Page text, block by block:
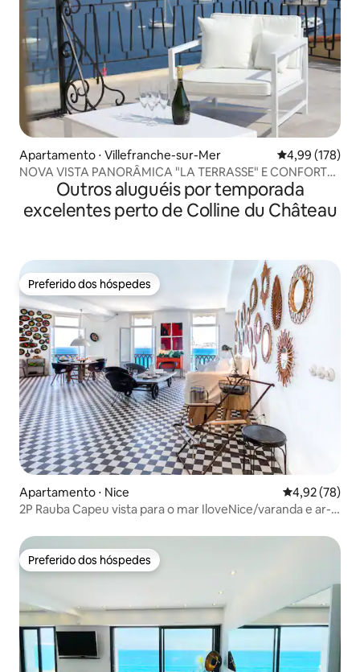
Apartamento ⋅ Villefranche-sur-Mer 4,99 de uma
4,99 (178)
NOVA VISTA PANORÂMICA "LA TERRASSE" E CONFORTO
DE LUXOOutros aluguéis por temporada
excelentes perto de Colline du Château
Preferido dos hóspedes
Preferido dos hóspedes
Apartamento ⋅ Nice 4,92 de uma
4,92 (78)
2P Rauba Capeu vista para o mar IloveNice/varanda e ar-
Preferido dos hóspedes
Preferido dos hóspedes